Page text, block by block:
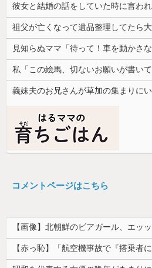
彼女と結婚の話をしていた時に言わ
コメントページはこちら